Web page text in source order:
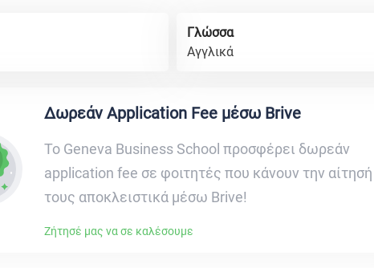
Γλώσσα
Αγγλικά
Δωρεάν Application Fee μέσω Brive
Το Geneva Business School προσφέρει δωρεάν
application fee σε φοιτητές που κάνουν την αίτησή
τους αποκλειστικά μέσω Brive!
Ζήτησέ μας να σε καλέσουμε